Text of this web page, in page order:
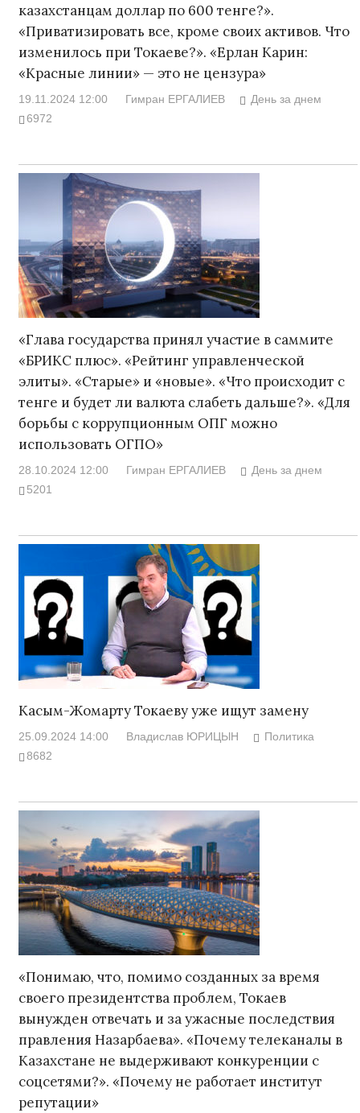
казахстанцам доллар по 600 тенге?».
«Приватизировать все, кроме своих активов. Что
изменилось при Токаеве?». «Ерлан Карин:
«Красные линии» — это не цензура»
19.11.2024 12:00 Гимран ЕРГАЛИЕВ
День за днем
6972
«Глава государства принял участие в саммите
«БРИКС плюс». «Рейтинг управленческой
элиты». «Старые» и «новые». «Что происходит с
тенге и будет ли валюта слабеть дальше?». «Для
борьбы с коррупционным ОПГ можно
использовать ОГПО»
28.10.2024 12:00 Гимран ЕРГАЛИЕВ
День за днем
5201
Касым-Жомарту Токаеву уже ищут замену
25.09.2024 14:00 Владислав ЮРИЦЫН
Политика
8682
«Понимаю, что, помимо созданных за время
своего президентства проблем, Токаев
вынужден отвечать и за ужасные последствия
правления Назарбаева». «Почему телеканалы в
Казахстане не выдерживают конкуренции с
соцсетями?». «Почему не работает институт
репутации»